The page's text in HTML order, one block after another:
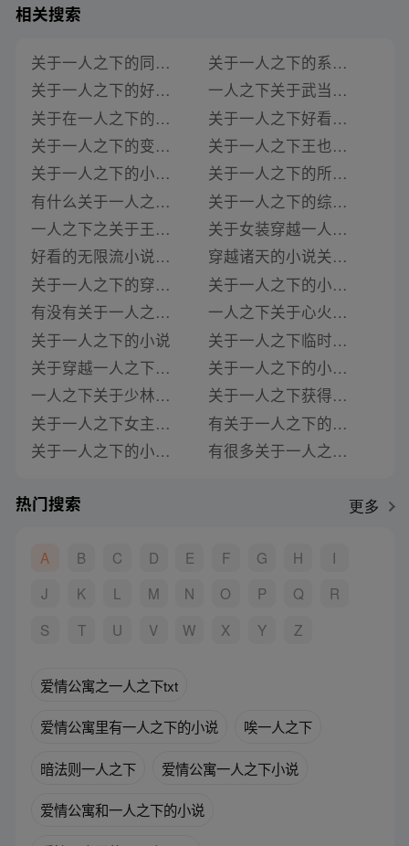
相关搜索
关于一人之下的同人的小说
关于一人之下的好看小说
关于在一人之下的小说
关于一人之下的变嫁小说
关于一人之下的小说主角女
有什么关于一人之下的小说
一人之下之关于王也的小说
好看的无限流小说关于一人之下
关于一人之下的穿越小说推荐
有没有关于一人之下的小说
关于一人之下的小说
关于穿越一人之下和漫威的小说
一人之下关于少林的小说有哪些
关于一人之下女主是陈朵的小说
关于一人之下的小说作文
关于一人之下的系统小说
一人之下关于武当的小说
关于一人之下好看的小说
关于一人之下王也的小说
关于一人之下的所有系统小说
关于一人之下的综漫小说
关于女装穿越一人之下的小说
穿越诸天的小说关于一人之下
关于一人之下的小说女主冯宝宝是谁
一人之下关于心火的小说
关于一人之下临时工的小说
关于一人之下的小说排行榜
关于一人之下获得忍者能力的小说
有关于一人之下的无限流小说
有很多关于一人之下小说的软件
热门搜索 更多
A B C D E F G H
I
J
K L M N O P Q
R
S
T U V W X Y Z
爱情公寓之一人之下txt
爱情公寓里有一人之下的小说 唉一人之下
暗法则一人之下 爱情公寓一人之下小说
爱情公寓和一人之下的小说